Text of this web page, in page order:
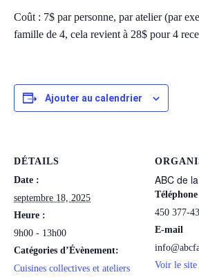
Coût : 7$ par personne, par atelier (par
famille de 4, cela revient à 28$ pour 4
Ajouter au calendrier
DÉTAILS
Date :
septembre 18, 2025
Heure :
9h00 - 13h00
Catégories d’Évènement:
Cuisines collectives et ateliers
ABC de
Téléphone
450 377-
E-mail
Voir le site